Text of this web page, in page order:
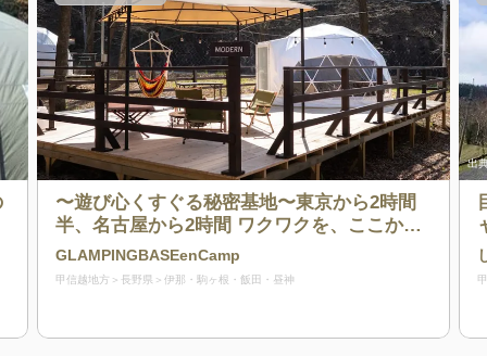
〜遊び心くすぐる秘密基地〜東京から2時間
半、名古屋から2時間 ワクワクを、ここから
ー。
GLAMPINGBASEenCamp
甲信越地方 長野県 伊那・駒ヶ根・飯田・昼神
出